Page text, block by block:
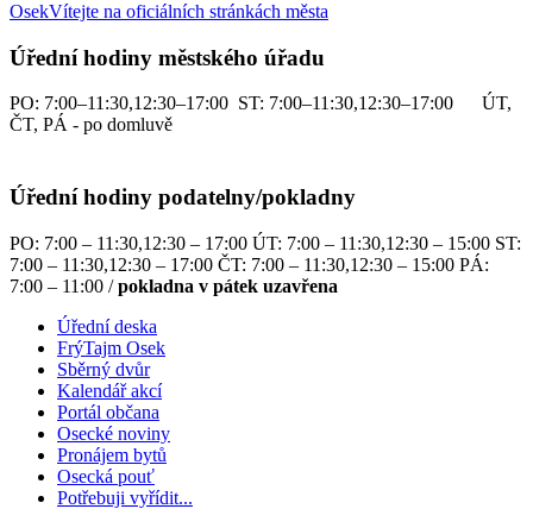
OsekVítejte na oficiálních stránkách města
Úřední hodiny městského úřadu
PO: 7:00–11:30,12:30–17:00 ST: 7:00–11:30,12:30–17:00 ÚT,
ČT, PÁ - po domluvě
Úřední hodiny podatelny/pokladny
PO: 7:00 – 11:30,12:30 – 17:00 ÚT: 7:00 – 11:30,12:30 – 15:00 ST:
7:00 – 11:30,12:30 – 17:00 ČT: 7:00 – 11:30,12:30 – 15:00 PÁ:
7:00 – 11:00 /pokladna v pátek uzavřena
Úřední deska
FrýTajm Osek
Sběrný dvůr
Kalendář akcí
Portál občana
Osecké noviny
Pronájem bytů
Osecká pouť
Potřebuji vyřídit...